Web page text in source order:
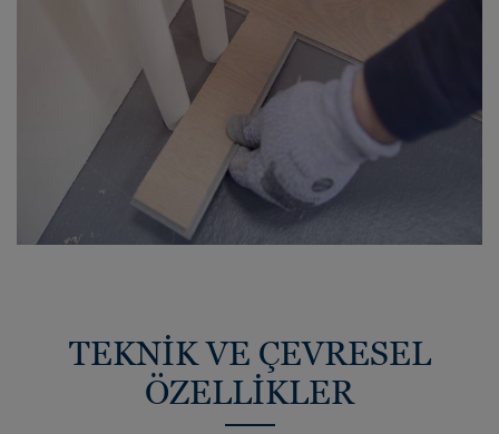
TEKNİK VE ÇEVRESEL
ÖZELLİKLER